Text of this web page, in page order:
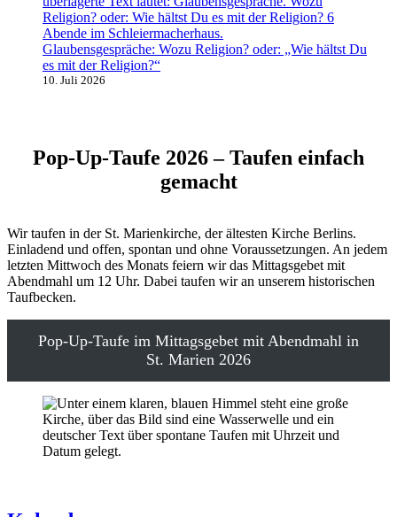
Glaubensgespräche: Wozu Religion? oder: „Wie hältst Du
es mit der Religion?“
10. Juli 2026
Pop-Up-Taufe 2026 – Taufen einfach
gemacht
Wir taufen in der St. Marienkirche, der ältesten Kirche Berlins.
Einladend und offen, spontan und ohne Voraussetzungen. An jedem
letzten Mittwoch des Monats feiern wir das Mittagsgebet mit
Abendmahl um 12 Uhr. Dabei taufen wir an unserem historischen
Taufbecken.
Pop-Up-Taufe im Mittagsgebet mit Abendmahl in
St. Marien 2026